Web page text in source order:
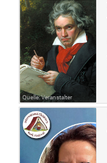
Quelle: Veranstalter